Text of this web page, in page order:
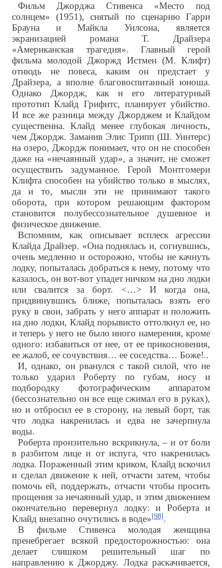
Фильм Джорджа Стивенса «Место под
солнцем» (1951), снятый по сценарию Гарри
Брауна и Майкла Уилсона, является
экранизацией романа Т. Драйзера
«Американская трагедия». Главный герой
фильма молодой Джоржд Истмен (М. Клифт)
отнюдь не повеса, каким он предстает у
Драйзера, а вполне благовоспитанный юноша.
Однако Джордж, как и его литературный
прототип Клайд Грифитс, планирует убийство.
И все же разница между Джорджем и Клайдом
существенна. Клайд менее глубокая личность,
чем Джордж. Заманив Элис Трипп (Ш. Уинтерс)
на озеро, Джордж понимает, что он не способен
даже на «нечаянный удар», а значит, не сможет
осуществить задуманное. Герой Монтгомери
Клифта способен на убийство только в мыслях,
да и то, мысли эти не принимают такого
оборота, при котором решающим фактором
становится полубессознательное душевное и
физическое движение.
Вспомним, как описывает всплеск агрессии
Клайда Драйзер. «Она поднялась и, согнувшись,
очень медленно и осторожно, чтобы не качнуть
лодку, попыталась добраться к нему, потому что
казалось, он вот-вот упадет ничком на дно лодки
или свалится за борт. <…> И когда она,
придвинувшись ближе, попыталась взять его
руку в свои, забрать у него аппарат и положить
на дно лодки, Клайд порывисто оттолкнул ее, но
и теперь у него не было иного намерения, кроме
одного: избавиться от нее, от ее прикосновения,
ее жалоб, ее сочувствия… ее соседства… Боже!..
И, однако, он рванулся с такой силой, что не
только ударил Роберту по губам, носу и
подбородку фотографическим аппаратом
(бессознательно он все еще сжимал его в руках),
но и отбросил ее в сторону, на левый борт, так
что лодка накренилась и едва не зачерпнула
воды.
Роберта пронзительно вскрикнула, – и от боли
в разбитом лице и от испуга, что накренилась
лодка. Пораженный этим криком, Клайд вскочил
и сделал движение к ней, отчасти затем, чтобы
помочь ей, поддержать, отчасти чтобы просить
прощения за нечаянный удар, и этим движением
окончательно перевернул лодку: и Роберта и
Клайд внезапно очутились в воде»[98].
В фильме Стивенса молодая женщина
пренебрегает всякой предосторожностью: она
делает слишком решительный шаг по
направлению к Джорджу. Лодка раскачивается,